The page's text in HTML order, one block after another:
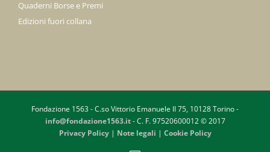
Quaderni Borse e Premi
Edizioni fuori collana
Fondazione 1563 - C.so Vittorio Emanuele II 75, 10128 Torino -
info@fondazione1563.it- C. F. 97520600012 © 2017
Privacy Policy| Note legali | Cookie Policy